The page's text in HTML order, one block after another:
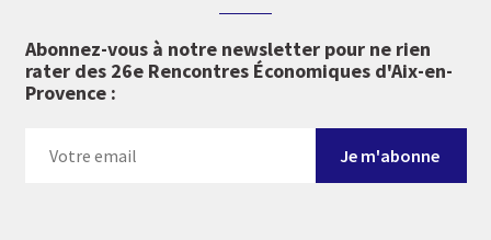
Abonnez-vous à notre newsletter pour ne rien
rater des 26e Rencontres Économiques d'Aix-en-
Provence :